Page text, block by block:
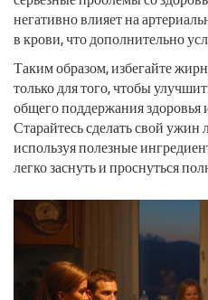
негативно влияет на
в крови, что дополнительно
Таким образом, избегайте
только для того, чтобы
общего поддержания здоровья
Старайтесь сделать свой
используя полезные
легко заснуть и проснуться